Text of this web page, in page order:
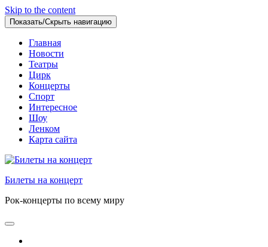
Skip to the content
Показать/Скрыть навигацию
Главная
Новости
Театры
Цирк
Концерты
Спорт
Интересное
Шоу
Ленком
Карта сайта
Билеты на концерт
Рок-концерты по всему миру